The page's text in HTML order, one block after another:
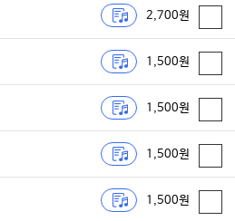
2,700원
1,500원
1,500원
1,500원
1,500원